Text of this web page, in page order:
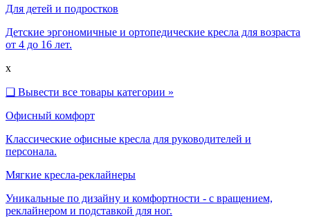
Для детей и подростков
Детские эргономичные и ортопедические кресла для возраста
от 4 до 16 лет.
x
❑ Вывести все товары категории »
Офисный комфорт
Классические офисные кресла для руководителей и
персонала.
Мягкие кресла-реклайнеры
Уникальные по дизайну и комфортности - с вращением,
реклайнером и подставкой для ног.